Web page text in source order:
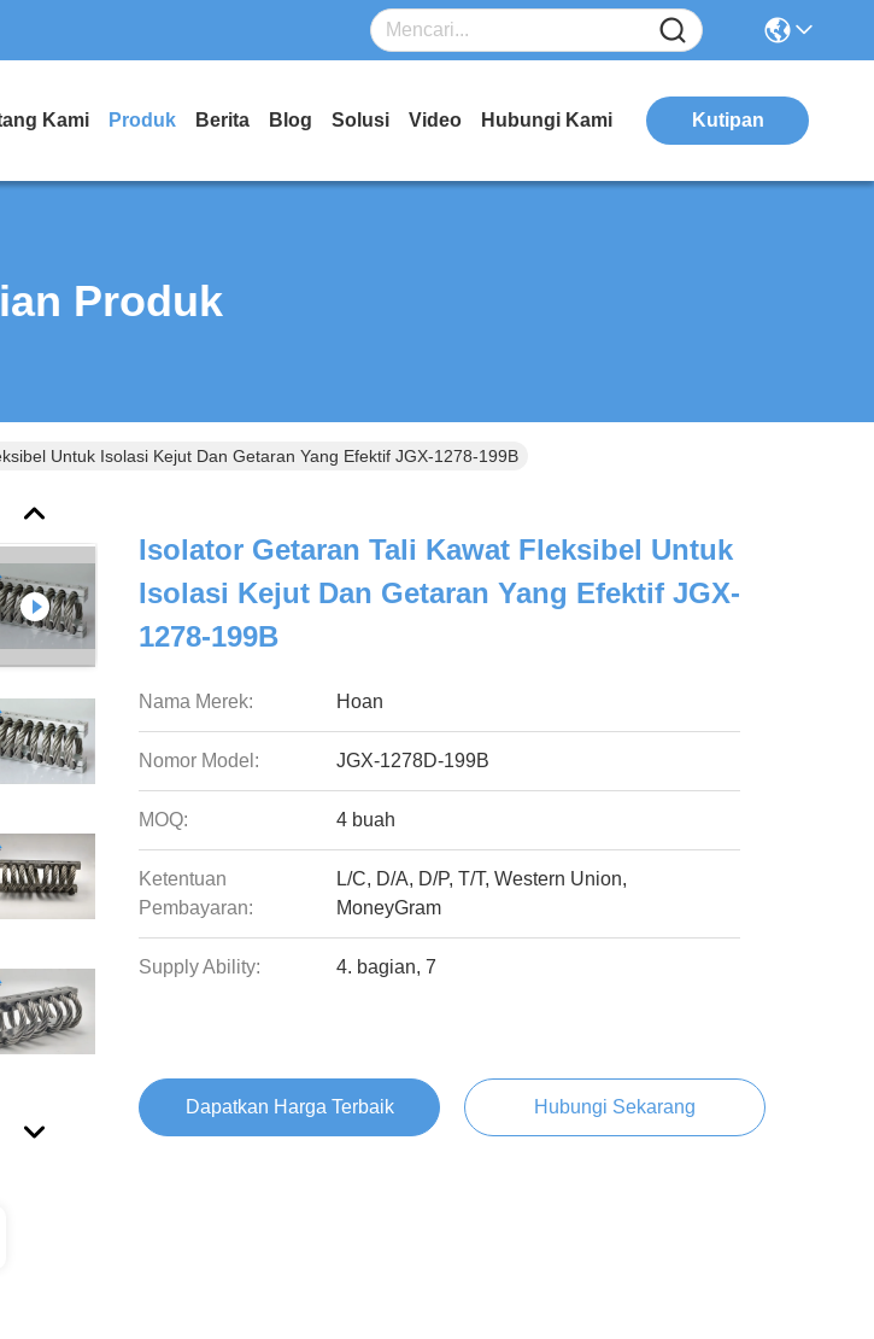
Kami Produk Berita Blog Solusi Video Hubungi Kami Kutipan
Produk
Untuk Isolasi Kejut Dan Getaran Yang Efektif JGX-1278-199B
Isolator Getaran Tali Kawat Fleksibel Untuk
Isolasi Kejut Dan Getaran Yang Efektif JGX-
1278-199B
Nama Merek: Hoan
Nomor Model: JGX-1278D-199B
MOQ: 4 buah
Ketentuan
Pembayaran:
L/C, D/A, D/P, T/T, Western Union,
MoneyGram
Supply Ability: 4. bagian, 7
Dapatkan Harga Terbaik Hubungi Sekarang